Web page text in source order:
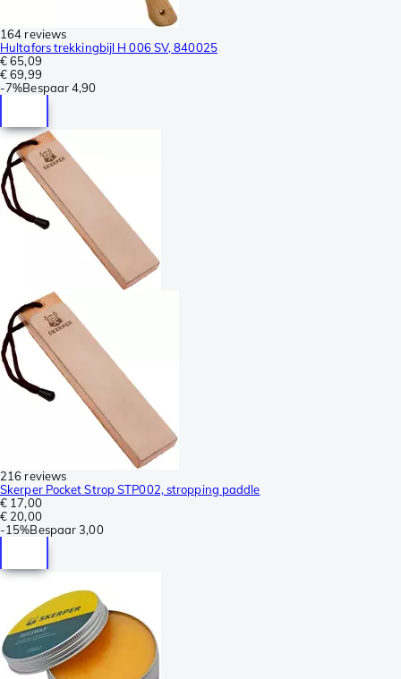
164 reviews
Hultafors trekkingbijl H 006 SV, 840025
€ 65,09
€ 69,99
-7%Bespaar4,90
216 reviews
Skerper Pocket Strop STP002, stropping paddle
€ 17,00
€ 20,00
-15%Bespaar 3,00